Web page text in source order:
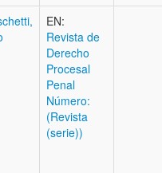
EN:
Revista de
Derecho
Procesal
Penal
Número:
(Revista
(serie))